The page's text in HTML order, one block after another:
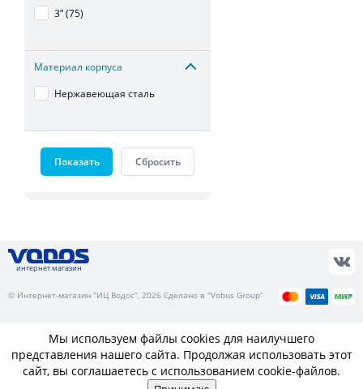
3ʺ (75)
Материал корпуса
Нержавеющая сталь
Показать Сбросить
интернет магазин
© Интернет-магазин “ИЦ Водос”, 2026 Сделано в “Vobus Group”
Мы используем файлы cookies для наилучшего
представления нашего сайта. Продолжая использовать этот
сайт, вы соглашаетесь с использованием cookie-файлов.